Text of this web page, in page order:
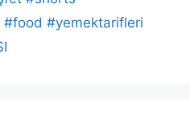
#yemektarifleri